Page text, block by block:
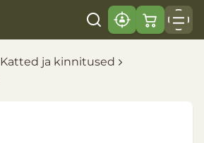
Katted ja kinnitused